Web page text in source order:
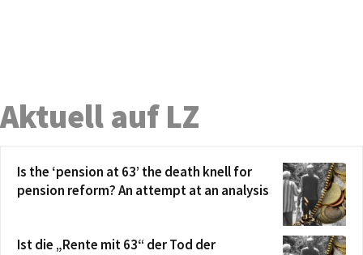
Aktuell auf LZ
Is the ‘pension at 63’ the death knell for
pension reform? An attempt at an analysis
Ist die „Rente mit 63“ der Tod der